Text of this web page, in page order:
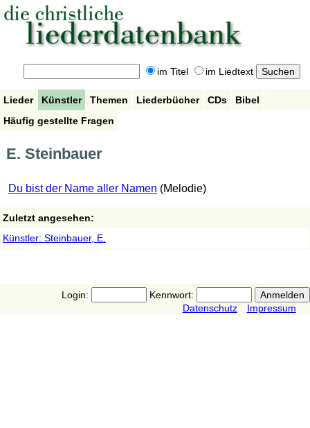
im Titel im Liedtext
Lieder Künstler Themen Liederbücher CDs
Bibel
Häufig gestellte Fragen
E. Steinbauer
Du bist der Name aller Namen (Melodie)
Zuletzt angesehen:
Künstler: Steinbauer, E.
Login:
Kennwort:
Datenschutz
Impressum